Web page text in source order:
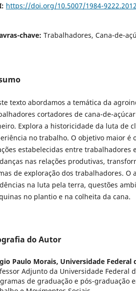
https://doi.org/10.5007/1984-
chave: Trabalhadores, Cana-de-
texto abordamos a temática da
cortadores de cana-de-
Explora a historicidade da luta de
no trabalho. O objetivo maior é
estabelecidas entre trabalhadores
nas relações produtivas,
de exploração dos trabalhadores. O
na luta pela terra, questões
no plantio e na colheita da cana.
do Autor
Paulo Morais, Universidade Federal
Adjunto da Universidade Federal
de graduação e pós-graduação